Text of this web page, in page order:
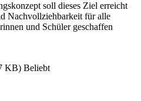
soll dieses Ziel erreicht
Nachvollziehbarkeit für alle
und Schüler geschaffen
KB) Beliebt